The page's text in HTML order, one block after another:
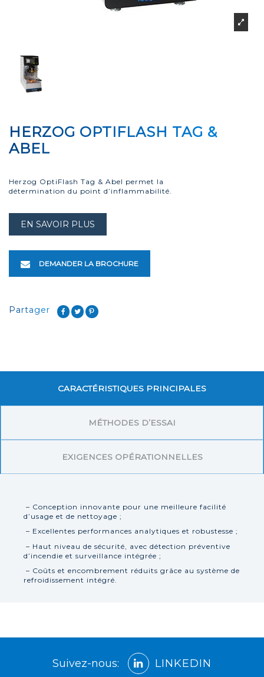
HERZOG OPTIFLASH TAG &
ABEL
Herzog OptiFlash Tag & Abel permet la
détermination du point d’inflammabilité.
EN SAVOIR PLUS
DEMANDER LA BROCHURE
Partager
CARACTÉRISTIQUES PRINCIPALES
MÉTHODES D’ESSAI
EXIGENCES OPÉRATIONNELLES
– Conception innovante pour une meilleure facilité
d’usage et de nettoyage ;
– Excellentes performances analytiques et robustesse ;
– Haut niveau de sécurité, avec détection préventive
d’incendie et surveillance intégrée ;
– Coûts et encombrement réduits grâce au système de
refroidissement intégré.
Suivez-nous: LINKEDIN